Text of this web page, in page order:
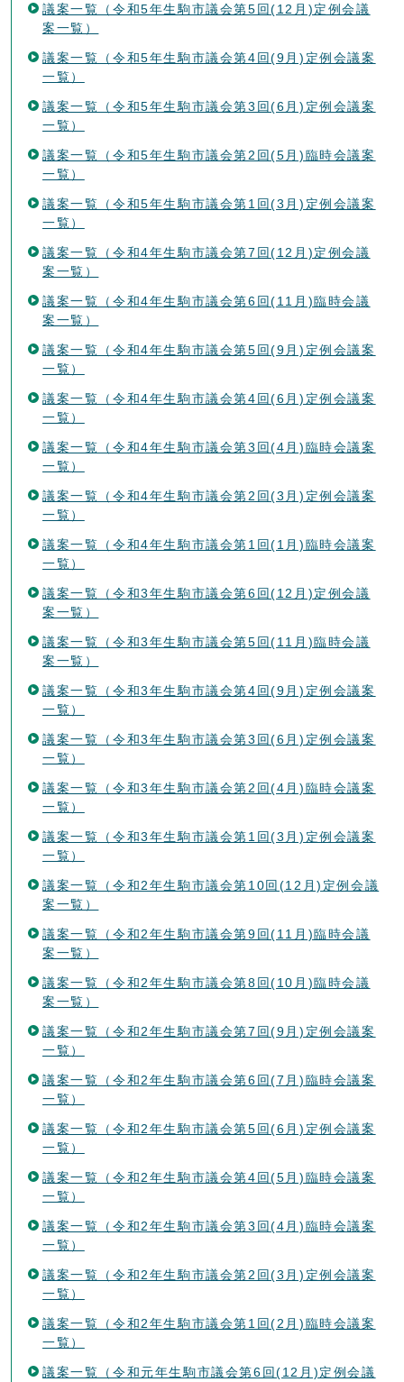
議案一覧（令和5年生駒市議会第5回(12月)定例会議
案一覧）
議案一覧（令和5年生駒市議会第4回(9月)定例会議案
一覧）
議案一覧（令和5年生駒市議会第3回(6月)定例会議案
一覧）
議案一覧（令和5年生駒市議会第2回(5月)臨時会議案
一覧）
議案一覧（令和5年生駒市議会第1回(3月)定例会議案
一覧）
議案一覧（令和4年生駒市議会第7回(12月)定例会議
案一覧）
議案一覧（令和4年生駒市議会第6回(11月)臨時会議
案一覧）
議案一覧（令和4年生駒市議会第5回(9月)定例会議案
一覧）
議案一覧（令和4年生駒市議会第4回(6月)定例会議案
一覧）
議案一覧（令和4年生駒市議会第3回(4月)臨時会議案
一覧）
議案一覧（令和4年生駒市議会第2回(3月)定例会議案
一覧）
議案一覧（令和4年生駒市議会第1回(1月)臨時会議案
一覧）
議案一覧（令和3年生駒市議会第6回(12月)定例会議
案一覧）
議案一覧（令和3年生駒市議会第5回(11月)臨時会議
案一覧）
議案一覧（令和3年生駒市議会第4回(9月)定例会議案
一覧）
議案一覧（令和3年生駒市議会第3回(6月)定例会議案
一覧）
議案一覧（令和3年生駒市議会第2回(4月)臨時会議案
一覧）
議案一覧（令和3年生駒市議会第1回(3月)定例会議案
一覧）
議案一覧（令和2年生駒市議会第10回(12月)定例会議
案一覧）
議案一覧（令和2年生駒市議会第9回(11月)臨時会議
案一覧）
議案一覧（令和2年生駒市議会第8回(10月)臨時会議
案一覧）
議案一覧（令和2年生駒市議会第7回(9月)定例会議案
一覧）
議案一覧（令和2年生駒市議会第6回(7月)臨時会議案
一覧）
議案一覧（令和2年生駒市議会第5回(6月)定例会議案
一覧）
議案一覧（令和2年生駒市議会第4回(5月)臨時会議案
一覧）
議案一覧（令和2年生駒市議会第3回(4月)臨時会議案
一覧）
議案一覧（令和2年生駒市議会第2回(3月)定例会議案
一覧）
議案一覧（令和2年生駒市議会第1回(2月)臨時会議案
一覧）
議案一覧（令和元年生駒市議会第6回(12月)定例会議